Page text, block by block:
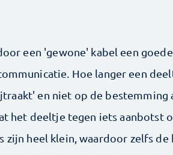
een 'gewone' kabel een
Hoe langer een
en niet op de bestemming
het deeltje tegen iets aanbotst
heel klein, waardoor zelfs de